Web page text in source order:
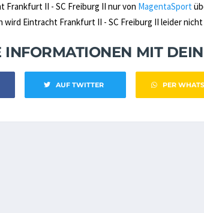
Frankfurt II - SC Freiburg II nur von MagentaSport
wird Eintracht Frankfurt II - SC Freiburg II leider
INFORMATIONEN MIT
AUF TWITTER PER